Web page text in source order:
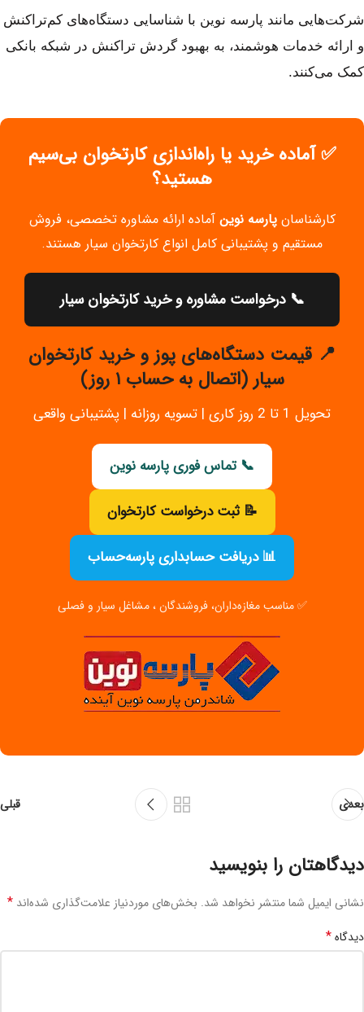
شرکت‌هایی مانند پارسه نوین با شناسایی دستگاه‌های کم‌تراکنش
و ارائه خدمات هوشمند، به بهبود گردش تراکنش در شبکه بانکی
کمک می‌کنند.
✅ آماده خرید یا راه‌اندازی کارتخوان بی‌سیم
هستید؟
کارشناسانپارسه نوین آماده ارائه مشاوره تخصصی، فروش
مستقیم و پشتیبانی کامل انواع کارتخوان سیار هستند.
📞 درخواست مشاوره و خرید کارتخوان سیار
📍 قیمت دستگاه‌های پوز و خرید کارتخوان
سیار (اتصال به حساب ۱ روز)
تحویل 1 تا 2 روز کاری | تسویه روزانه | پشتیبانی واقعی
📞 تماس فوری پارسه نوین
📝 ثبت درخواست کارتخوان
📊 دریافت حسابداری پارسه‌حساب
✅ مناسب مغازه‌داران، فروشندگان ، مشاغل سیار و فصلی
بعدی قبلی
دیدگاهتان را بنویسید
نشانی ایمیل شما منتشر نخواهد شد. بخش‌های موردنیاز علامت‌گذاری شده‌اند *
دیدگاه*